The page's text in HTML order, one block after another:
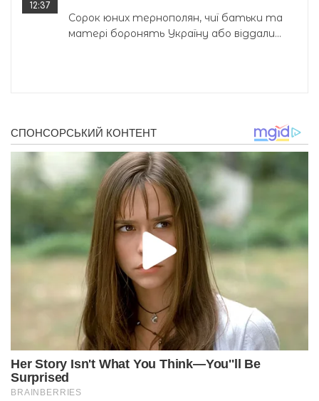
12:37
Сорок юних тернополян, чиї батьки та
матері боронять Україну або віддали...